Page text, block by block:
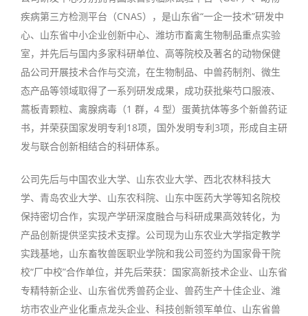
疾病第三方检测平台（CNAS），是山东省“一企一技术”研发中
心、山东省中小企业创新中心、潍坊市畜禽生物制品重点实验
室，并先后与国内多家科研单位、高等院校及著名的动物保健
品公司开展技术合作与交流，在生物制品、中兽药制剂、微生
态产品等领域取得了一系列研发成果，成功获批柴芍口服液、
蒿板青颗粒、禽腺病毒（1 群，4 型）蛋黄抗体等多个新兽药证
书，并荣获国家发明专利18项，国外发明专利3项，形成自主研
发与联合创新相结合的科研体系。
公司先后与中国农业大学、山东农业大学、西北农林科技大
学、青岛农业大学、山东农科院、山东中医药大学等知名院校
保持密切合作，实现产学研深度融合与科研成果高效转化，为
产品创新提供坚实技术支撑。公司现为山东农业大学指定教学
实践基地，山东畜牧兽医职业学院和我公司签约为国家骨干院
校“厂中校”合作单位，并先后荣获：国家高新技术企业、山东省
专精特新企业、山东省优秀兽药企业、兽药生产十佳企业、潍
坊市农业产业化重点龙头企业、科技创新领军单位、山东省兽